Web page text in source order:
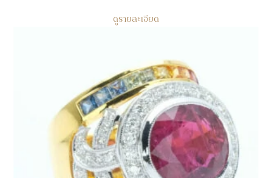
ดูรายละเอียด